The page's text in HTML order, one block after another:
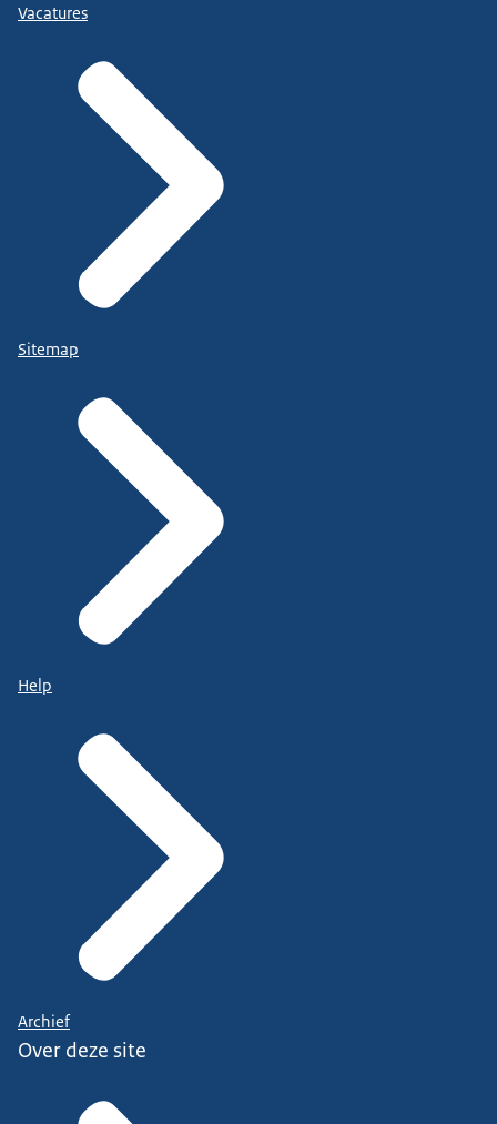
Vacatures
Sitemap
Help
Archief
Over deze site